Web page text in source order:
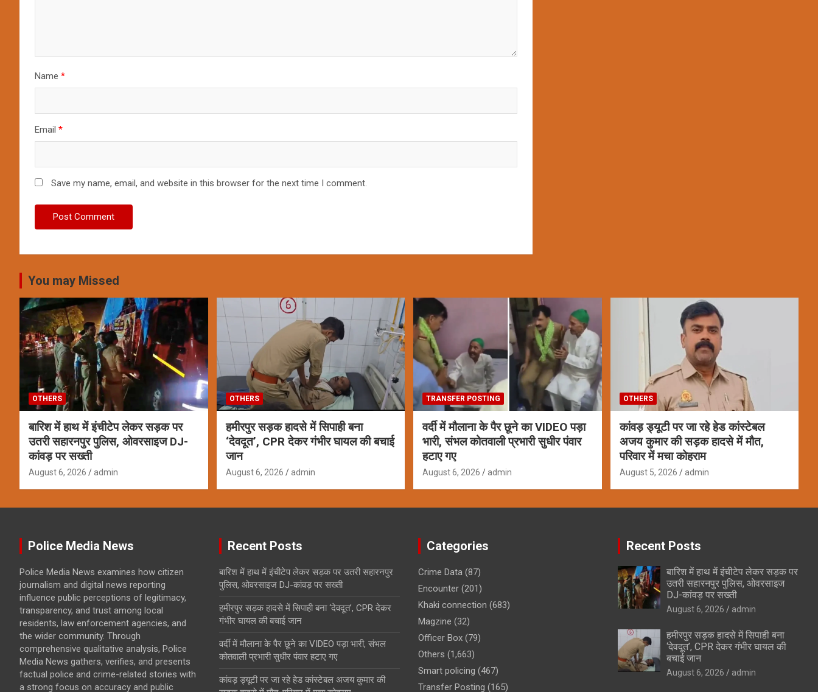
Name *
Email *
Save my name, email, and website in this browser for the next time I comment.
You may Missed
OTHERS
बारिश में हाथ में इंचीटेप लेकर सड़क पर
उतरी सहारनपुर पुलिस, ओवरसाइज DJ-
कांवड़ पर सख्ती
August 6, 2026 admin
OTHERS
हमीरपुर सड़क हादसे में सिपाही बना
‘देवदूत’, CPR देकर गंभीर घायल की बचाई
जान
August 6, 2026 admin
TRANSFER POSTING
वर्दी में मौलाना के पैर छूने का VIDEO पड़ा
भारी, संभल कोतवाली प्रभारी सुधीर पंवार
हटाए गए
August 6, 2026 admin
OTHERS
कांवड़ ड्यूटी पर जा रहे हेड कांस्टेबल
अजय कुमार की सड़क हादसे में मौत,
परिवार में मचा कोहराम
August 5, 2026 admin
Police Media News
Police Media News examines how citizen
journalism and digital news reporting
influence public perceptions of legitimacy,
transparency, and trust among local
residents, law enforcement agencies, and
the wider community. Through
comprehensive qualitative analysis, Police
Media News gathers, verifies, and presents
factual police and crime-related stories with
a strong focus on accuracy and public
Recent Posts
बारिश में हाथ में इंचीटेप लेकर सड़क पर उतरी सहारनपुर
पुलिस, ओवरसाइज DJ-कांवड़ पर सख्ती
हमीरपुर सड़क हादसे में सिपाही बना ‘देवदूत’, CPR देकर
गंभीर घायल की बचाई जान
वर्दी में मौलाना के पैर छूने का VIDEO पड़ा भारी, संभल
कोतवाली प्रभारी सुधीर पंवार हटाए गए
कांवड़ ड्यूटी पर जा रहे हेड कांस्टेबल अजय कुमार की
Categories
Crime Data (87)
Encounter (201)
Khaki connection (683)
Magzine (32)
Officer Box (79)
Others (1,663)
Smart policing (467)
Transfer Posting (165)
Recent Posts
बारिश में हाथ में इंचीटेप लेकर सड़क पर
उतरी सहारनपुर पुलिस, ओवरसाइज
DJ-कांवड़ पर सख्ती
August 6, 2026 admin
हमीरपुर सड़क हादसे में सिपाही बना
‘देवदूत’, CPR देकर गंभीर घायल की
बचाई जान
August 6, 2026 admin